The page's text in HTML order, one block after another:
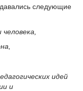
следующие
идей
и